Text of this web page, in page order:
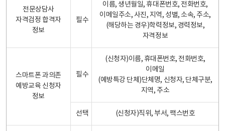
전문상담사
자격검정 합격자
정보
필수
이름, 생년월일, 휴대폰번호, 전화번호,
이메일주소, 사진, 지역, 성별, 소속, 주소,
(해당하는 경우)학력정보, 경력정보,
자격정보
스마트폰 과의존
예방교육 신청자
정보
필수
(신청자)이름, 휴대폰번호, 전화번호,
이메일
(예방특강 단체)단체명, 신청자, 단체구분,
지역, 주소
선택 (신청자)직위, 부서, 팩스번호